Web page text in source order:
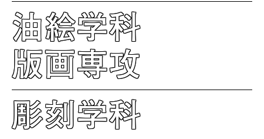
油絵学科
版画専攻
彫刻学科